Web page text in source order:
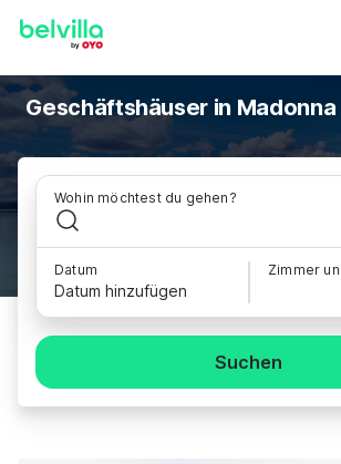
Geschäftshäuser in
Wohin möchtest du gehen?
Datum
Datum hinzufügen
Zimmer
Suchen